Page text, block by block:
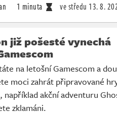
1 minuta ve středu 13. 8.
již pošesté vynechá
na letošní Gamescom a
moci zahrát připravované
například akční adventuru
zklamáni.